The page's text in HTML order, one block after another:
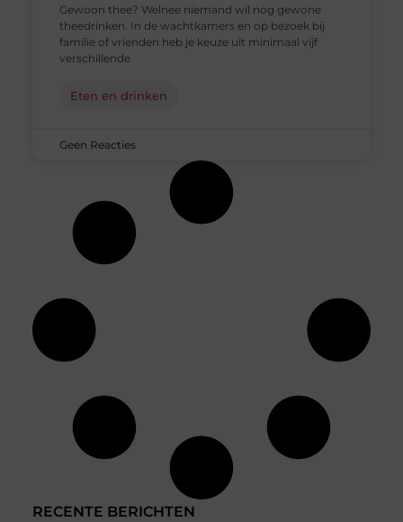
RECENTE BERICHTEN
Gewoon thee? Welnee niemand wil nog gewone
theedrinken. In de wachtkamers en op bezoek bij
familie of vrienden heb je keuze uit minimaal vijf
verschillende
Eten en drinken
Geen Reacties